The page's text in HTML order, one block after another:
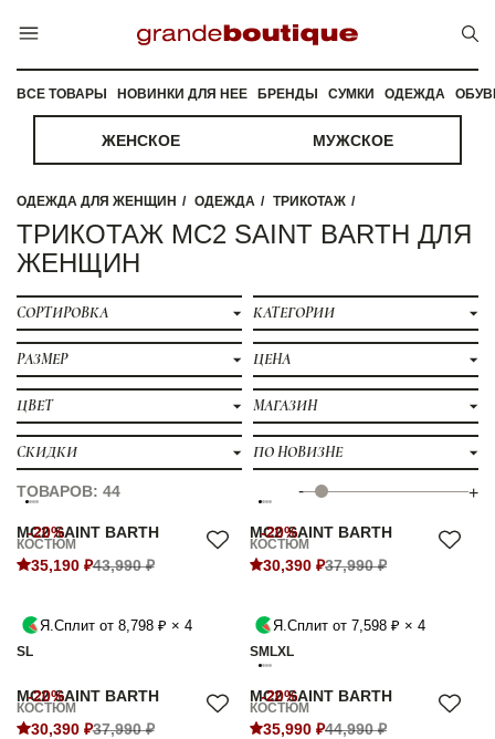
ВСЕ ТОВАРЫ НОВИНКИ ДЛЯ НЕЕ БРЕНДЫ СУМКИ ОДЕЖДА
ЖЕНСКОЕ МУЖСКОЕ
ОДЕЖДА ДЛЯ ЖЕНЩИН ОДЕЖДА ТРИКОТАЖ
ТРИКОТАЖ MC2 SAINT BARTH ДЛЯ
ЖЕНЩИН
СОРТИРОВКА КАТЕГОРИИ
РАЗМЕР ЦЕНА
ЦВЕТ МАГАЗИН
СКИДКИ ПО НОВИЗНЕ
ТОВАРОВ: 44 - +
-20%
MC2 SAINT BARTH
КОСТЮМ
35,190 ₽43,990 ₽
Я.Сплит от 8,798 ₽ × 4
SL
-20%
MC2 SAINT BARTH
КОСТЮМ
30,390 ₽37,990 ₽
Я.Сплит от 7,598 ₽ × 4
SM LXL
-20%
MC2 SAINT BARTH
КОСТЮМ
30,390 ₽37,990 ₽
-20%
MC2 SAINT BARTH
КОСТЮМ
35,990 ₽44,990 ₽